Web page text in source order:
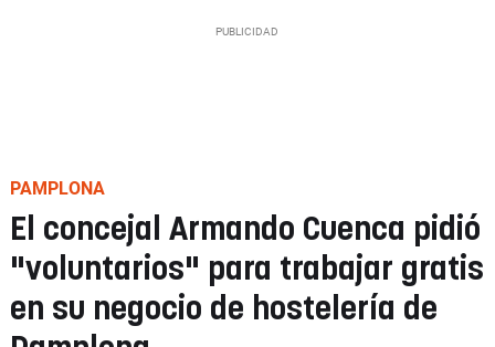
PAMPLONA
El concejal Armando Cuenca pidió
"voluntarios" para trabajar gratis
en su negocio de hostelería de